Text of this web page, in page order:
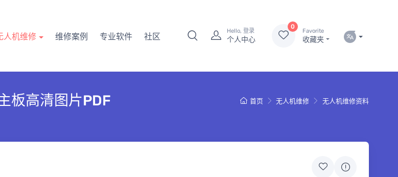
人机维修 维修案例 专业软件 社区
Hello, 登录
个人中心
0
Favorite
收藏夹
首页 无人机维修 无人机维修资料
板高清图片PDF